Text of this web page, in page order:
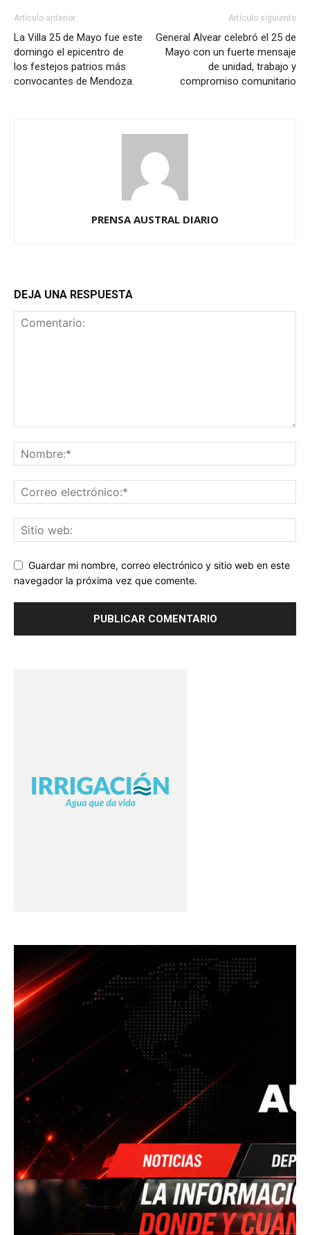
Artículo anterior
La Villa 25 de Mayo fue este
domingo el epicentro de
los festejos patrios más
convocantes de Mendoza.
Artículo siguiente
General Alvear celebró el 25 de
Mayo con un fuerte mensaje
de unidad, trabajo y
compromiso comunitario
PRENSA AUSTRAL DIARIO
DEJA UNA RESPUESTA
Guardar mi nombre, correo electrónico y sitio web en este
navegador la próxima vez que comente.